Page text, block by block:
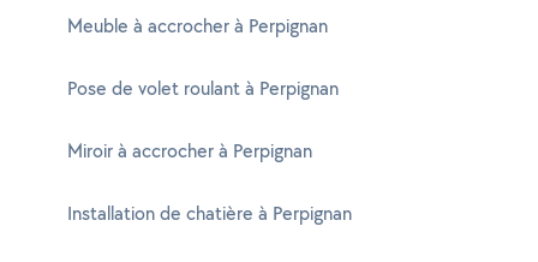
Meuble à accrocher à Perpignan
Pose de volet roulant à Perpignan
Miroir à accrocher à Perpignan
Installation de chatière à Perpignan